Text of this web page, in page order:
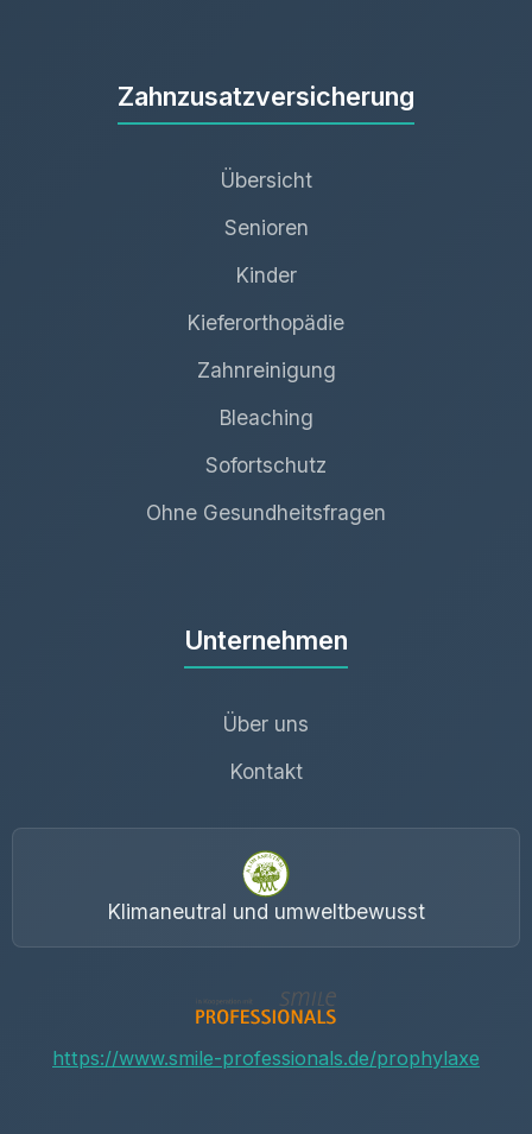
Zahnzusatzversicherung
Übersicht
Senioren
Kinder
Kieferorthopädie
Zahnreinigung
Bleaching
Sofortschutz
Ohne Gesundheitsfragen
Unternehmen
Über uns
Kontakt
Klimaneutral und umweltbewusst
https://www.smile-professionals.de/prophylaxe